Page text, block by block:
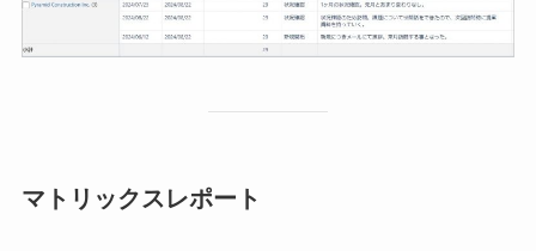
マトリックスレポート